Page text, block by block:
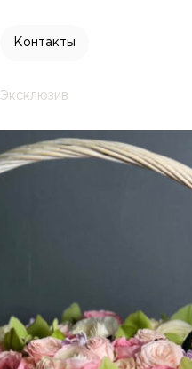
Контакты
Эксклюзив